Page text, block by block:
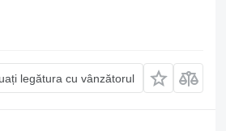
legătura cu vânzătorul